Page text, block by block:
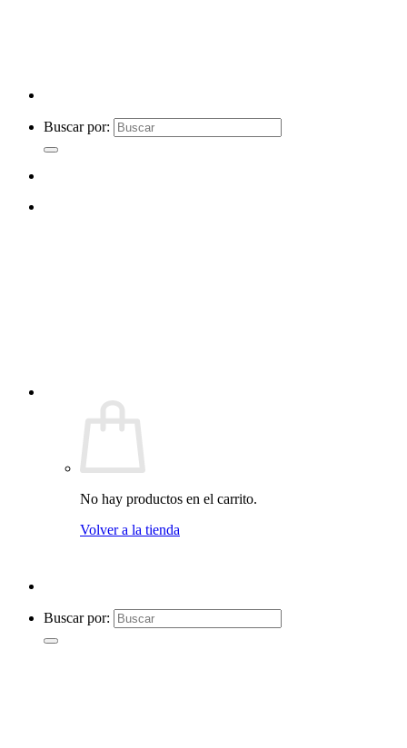
Buscar por:
No hay productos en el carrito.
Volver a la tienda
Buscar por: